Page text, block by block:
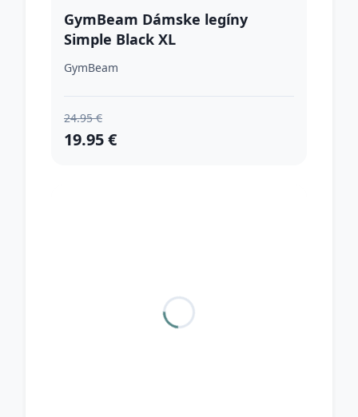
GymBeam Dámske legíny
Simple Black XL
GymBeam
24.95 €
19.95 €